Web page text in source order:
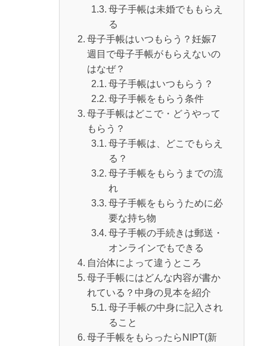
母子手帳は未婚でももらえ
る
母子手帳はいつもらう？妊娠7
週目で母子手帳がもらえないの
はなぜ？
母子手帳はいつもらう？
母子手帳をもらう条件
母子手帳はどこで・どうやって
もらう？
母子手帳は、どこでもらえ
る？
母子手帳をもらうまでの流
れ
母子手帳をもらうために必
要な持ち物
母子手帳の手続きは郵送・
オンラインでもできる
自治体によって違うところ
母子手帳にはどんな内容が書か
れている？中身の見本を紹介
母子手帳の中身に記入され
ること
母子手帳をもらったらNIPT(新